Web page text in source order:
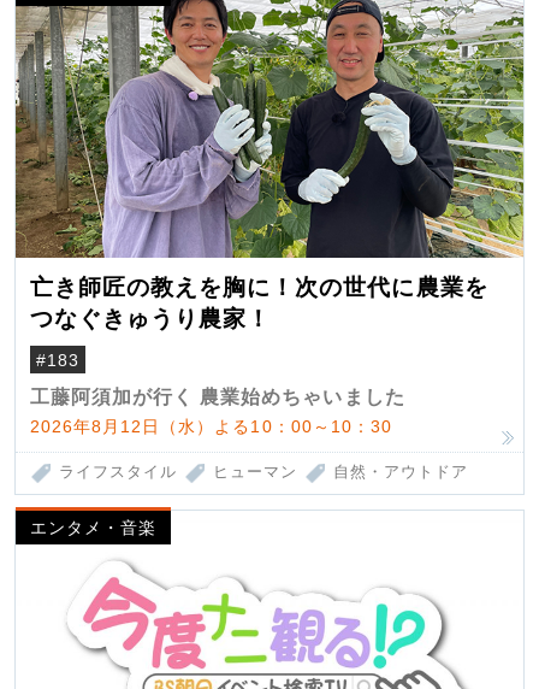
亡き師匠の教えを胸に！次の世代に農業を
つなぐきゅうり農家！
#183
工藤阿須加が行く 農業始めちゃいました
2026年8月12日（水）よる10：00～10：30
ライフスタイル ヒューマン 自然・アウトドア
エンタメ・音楽